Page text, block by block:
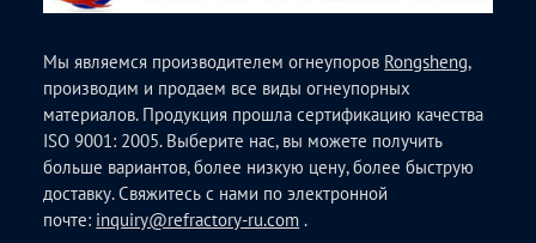
Мы являемся производителем огнеупоров Rongsheng,
производим и продаем все виды огнеупорных
материалов. Продукция прошла сертификацию качества
ISO 9001: 2005. Выберите нас, вы можете получить
больше вариантов, более низкую цену, более быструю
доставку. Свяжитесь с нами по электронной
почте: inquiry@refractory-ru.com .